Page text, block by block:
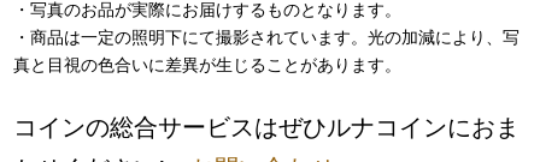
・写真のお品が実際にお届けするものとなります。
・商品は一定の照明下にて撮影されています。光の加減により、写
真と目視の色合いに差異が生じることがあります。
コインの総合サービスはぜひルナコインにおま